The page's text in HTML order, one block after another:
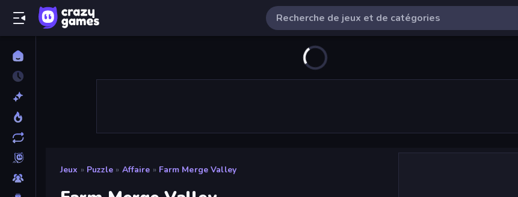
Jeux » Puzzle » Affaire » Farm Merge Valley